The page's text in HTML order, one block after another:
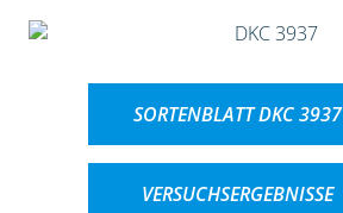
SORTENBLATT DKC 3937
VERSUCHSERGEBNISSE